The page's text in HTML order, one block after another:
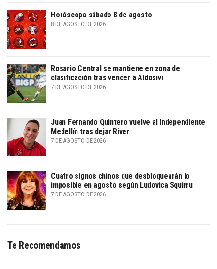
Horóscopo sábado 8 de agosto
8 DE AGOSTO DE 2026
Rosario Central se mantiene en zona de
clasificación tras vencer a Aldosivi
7 DE AGOSTO DE 2026
Juan Fernando Quintero vuelve al Independiente
Medellín tras dejar River
7 DE AGOSTO DE 2026
Cuatro signos chinos que desbloquearán lo
imposible en agosto según Ludovica Squirru
7 DE AGOSTO DE 2026
Te Recomendamos